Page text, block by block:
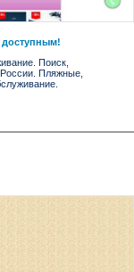
доступным!
Поиск,
Пляжные,